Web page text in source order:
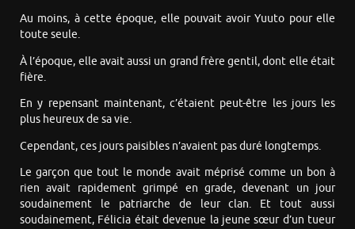
Au moins, à cette époque, elle pouvait avoir Yuuto pour elle
toute seule.
À l’époque, elle avait aussi un grand frère gentil, dont elle était
fière.
En y repensant maintenant, c’étaient peut-être les jours les
plus heureux de sa vie.
Cependant, ces jours paisibles n’avaient pas duré longtemps.
Le garçon que tout le monde avait méprisé comme un bon à
rien avait rapidement grimpé en grade, devenant un jour
soudainement le patriarche de leur clan. Et tout aussi
soudainement, Félicia était devenue la jeune sœur d’un tueur